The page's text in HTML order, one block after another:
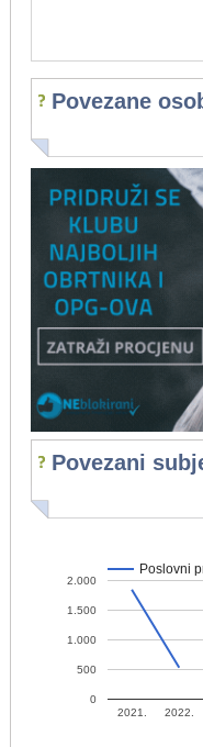
Povezane
Povezani
Poslovni
2021. 2022.
0
500
1.000
1.500
2.000